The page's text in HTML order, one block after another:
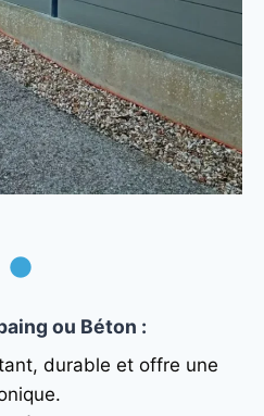
ou Béton :
durable et offre une